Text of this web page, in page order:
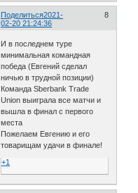
Поделиться 8
2021-
02-20 21:24:36
И в последнем туре
минимальная командная
победа (Евгений сделал
ничью в трудной позиции)
Команда Sberbank Trade
Union выиграла все матчи и
вышла в финал с первого
места
Пожелаем Евгению и его
товарищам удачи в финале!
+1